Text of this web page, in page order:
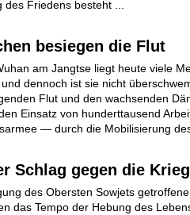
Friedens besteht ...
besiegen die Flut
am Jangtse liegt heute viele
dennoch ist sie nicht
Flut und den wachsenden
Einsatz von hunderttausend
— durch die Mobilisierung
Schlag gegen die
des Obersten Sowjets
das Tempo der Hebung des